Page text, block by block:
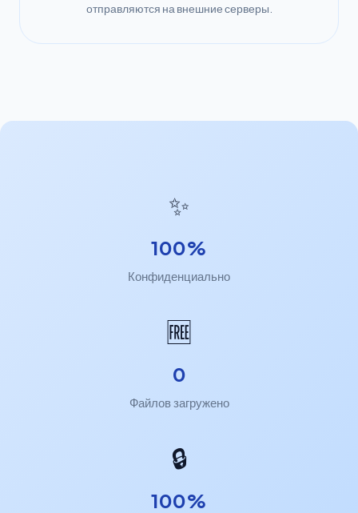
отправляются на внешние серверы.
✨
100%
Конфиденциально
🆓
0
Файлов загружено
🔒
100%